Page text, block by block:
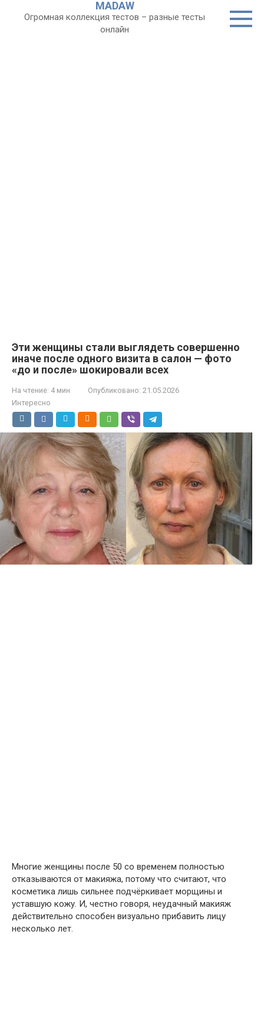
MADAW
Огромная коллекция тестов – разные тесты
онлайн
Эти женщины стали выглядеть совершенно
иначе после одного визита в салон — фото
«до и после» шокировали всех
На чтение: 4 мин Опубликовано: 21.05.2026
Интересно
Многие женщины после 50 со временем полностью
отказываются от макияжа, потому что считают, что
косметика лишь сильнее подчёркивает морщины и
уставшую кожу. И, честно говоря, неудачный макияж
действительно способен визуально прибавить лицу
несколько лет.